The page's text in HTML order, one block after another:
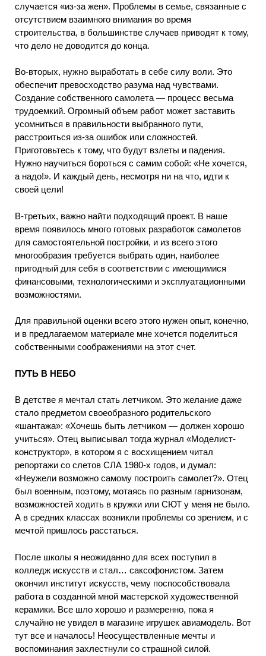
случается «из-за жен». Проблемы в семье, связанные с
отсутствием взаимного внимания во время
строительства, в большинстве случаев приводят к тому,
что дело не доводится до конца.
Во-вторых, нужно выработать в себе силу воли. Это
обеспечит превосходство разума над чувствами.
Создание собственного самолета — процесс весьма
трудоемкий. Огромный объем работ может заставить
усомниться в правильности выбранного пути,
расстроиться из-за ошибок или сложностей.
Приготовьтесь к тому, что будут взлеты и падения.
Нужно научиться бороться с самим собой: «Не хочется,
а надо!». И каждый день, несмотря ни на что, идти к
своей цели!
В-третьих, важно найти подходящий проект. В наше
время появилось много готовых разработок самолетов
для самостоятельной постройки, и из всего этого
многообразия требуется выбрать один, наиболее
пригодный для себя в соответствии с имеющимися
финансовыми, технологическими и эксплуатационными
возможностями.
Для правильной оценки всего этого нужен опыт, конечно,
и в предлагаемом материале мне хочется поделиться
собственными соображениями на этот счет.
ПУТЬ В НЕБО
В детстве я мечтал стать летчиком. Это желание даже
стало предметом своеобразного родительского
«шантажа»: «Хочешь быть летчиком — должен хорошо
учиться». Отец выписывал тогда журнал «Моделист-
конструктор», в котором я с восхищением читал
репортажи со слетов СЛА 1980-х годов, и думал:
«Неужели возможно самому построить самолет?». Отец
был военным, поэтому, мотаясь по разным гарнизонам,
возможностей ходить в кружки или СЮТ у меня не было.
А в средних классах возникли проблемы со зрением, и с
мечтой пришлось расстаться.
После школы я неожиданно для всех поступил в
колледж искусств и стал… саксофонистом. Затем
окончил институт искусств, чему поспособствовала
работа в созданной мной мастерской художественной
керамики. Все шло хорошо и размеренно, пока я
случайно не увидел в магазине игрушек авиамодель. Вот
тут все и началось! Неосуществленные мечты и
воспоминания захлестнули со страшной силой.